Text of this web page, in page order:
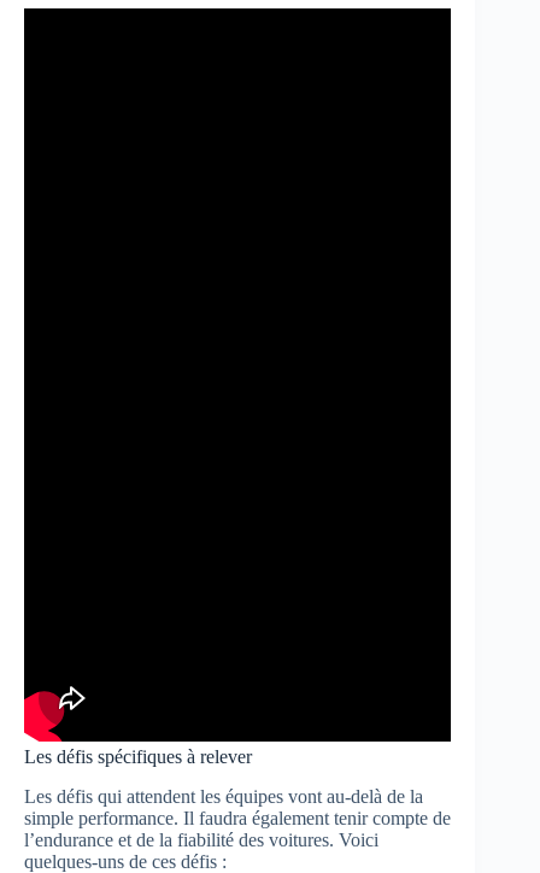
Les défis spécifiques à relever
Les défis qui attendent les équipes vont au-delà de la
simple performance. Il faudra également tenir compte de
l’endurance et de la fiabilité des voitures. Voici
quelques-uns de ces défis :